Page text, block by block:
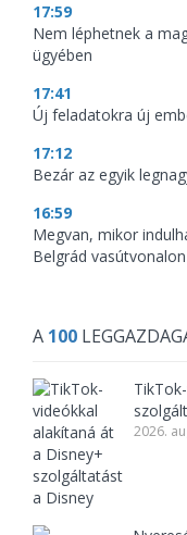
17:59
Nem léphetnek a
ügyében
17:41
Új feladatokra új
17:12
Bezár az egyik
16:59
Megvan, mikor
Belgrád vasútvonalon
A 100
2026.